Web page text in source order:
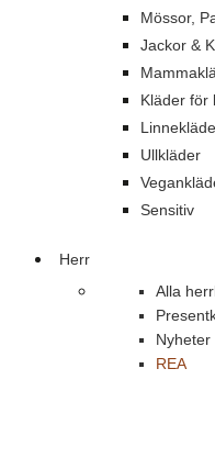
Mössor,
Jackor &
Kläder för
Ullkläder
Sensitiv
Herr
Alla
Nyheter
REA